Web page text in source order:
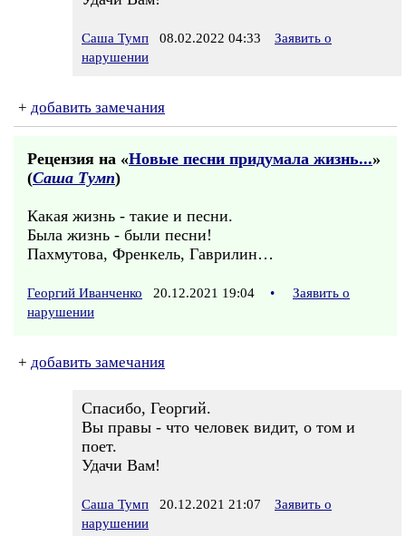
Саша Тумп 08.02.2022 04:33
Заявить о
нарушении
+ добавить замечания
Рецензия на «Новые песни придумала жизнь...»
(Саша Тумп)
Какая жизнь - такие и песни.
Была жизнь - были песни!
Пахмутова, Френкель, Гаврилин…
Георгий Иванченко 20.12.2021 19:04 •
Заявить о
нарушении
+ добавить замечания
Спасибо, Георгий.
Вы правы - что человек видит, о том и
поет.
Удачи Вам!
Саша Тумп 20.12.2021 21:07
Заявить о
нарушении